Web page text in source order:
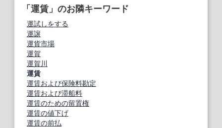
「運賃」のお隣キーワード
運試しをする
運譲
運貨市場
運賀
運賀川
運賃
運賃および保険料勘定
運賃および滞船料
運賃のための留置権
運賃の値下げ
運賃の前払